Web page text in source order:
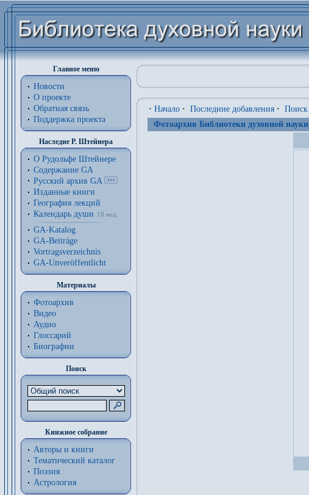
Главное меню
Новости
О проекте
Обратная связь
Поддержка проекта
Наследие Р. Штейнера
О Рудольфе Штейнере
Содержание GA
Русский архив GA
Изданные книги
География лекций
Календарь души
18 нед.
GA-Katalog
GA-Beiträge
Vortragsverzeichnis
GA-Unveröffentlicht
Материалы
Фотоархив
Видео
Аудио
Глоссарий
Биографии
Поиск
Книжное собрание
Авторы и книги
Тематический каталог
Поэзия
Астрология
· Начало · Последние добавления · Поиск
Фотоархив Библиотеки духовной науки